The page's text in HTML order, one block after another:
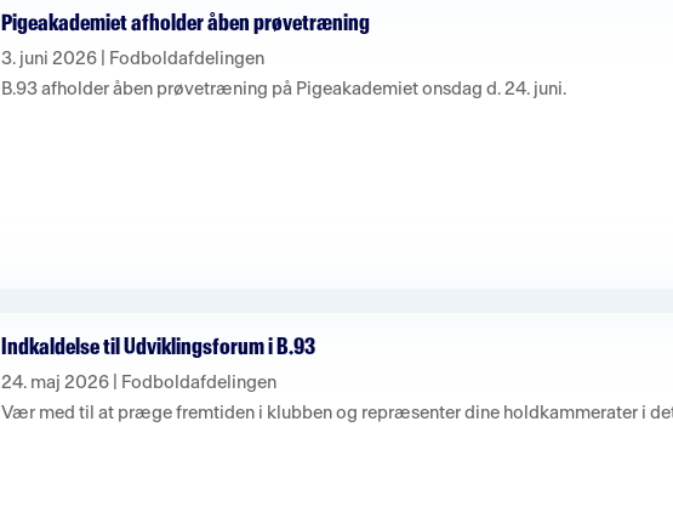
Pigeakademiet afholder åben prøvetræning
3. juni 2026
Fodboldafdelingen
B.93 afholder åben prøvetræning på Pigeakademiet onsdag d. 24. juni.
Indkaldelse til Udviklingsforum i B.93
24. maj 2026
Fodboldafdelingen
Vær med til at præge fremtiden i klubben og repræsenter dine holdkammerater i